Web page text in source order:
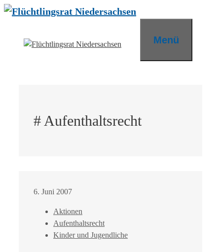
Zum
Menü
# Aufenthaltsrecht
6. Juni 2007
Aktionen
Aufenthaltsrecht
Kinder und Jugendliche